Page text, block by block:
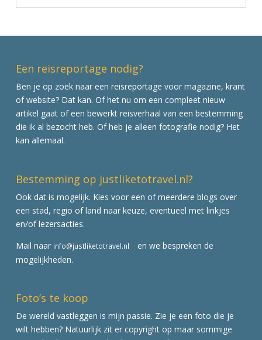
Een reisreportage nodig?
Ben je op zoek naar een reisreportage voor magazine, krant
of website? Dat kan. Of het nu om een compleet nieuw
artikel gaat of een bewerkt reisverhaal van een bestemming
die ik al bezocht heb. Of heb je alleen fotografie nodig? Het
kan allemaal.
Bestemming op justliketotravel.nl?
Ook dat is mogelijk. Kies voor een of meerdere blogs over
een stad, regio of land naar keuze, eventueel met linkjes
en/of lezersacties.
Mail naar info@justliketotravel.nl
en we bespreken de
mogelijkheden.
Foto’s te koop
De wereld vastleggen is mijn passie. Zie je een foto die je
wilt hebben? Natuurlijk zit er copyright op maar sommige